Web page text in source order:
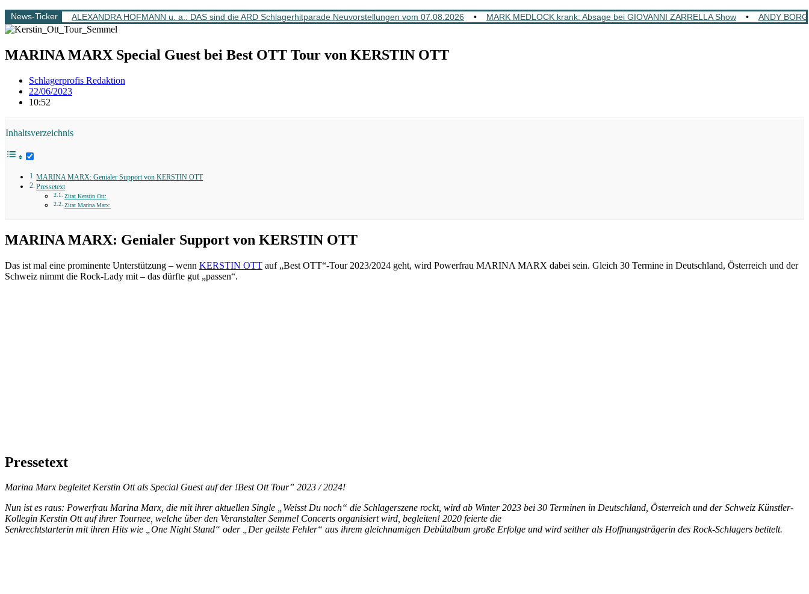
News-Ticker ALEXANDRA HOFMANN u. a.: DAS sind die ARD Schlagerhitparade Neuvorstellungen vom 07.08.2026 • MARK MEDLOCK krank: Absage bei GIOVANNI ZARRELLA Show • ANDY
MARINA MARX Special Guest bei Best OTT Tour von KERSTIN OTT
Schlagerprofis Redaktion
22/06/2023
10:52
Inhaltsverzeichnis
MARINA MARX: Genialer Support von KERSTIN OTT
Pressetext
Zitat Kerstin Ott:
Zitat Marina Marx:
MARINA MARX: Genialer Support von KERSTIN OTT
Das ist mal eine prominente Unterstützung – wenn KERSTIN OTT auf „Best OTT“-Tour 2023/2024 geht, wird Powerfrau MARINA MARX dabei sein. Gleich 30 Termine in Deutschland, Österreich und der
Schweiz nimmt die Rock-Lady mit – das dürfte gut „passen“.
Pressetext
Marina Marx begleitet Kerstin Ott als Special Guest auf der !Best Ott Tour” 2023 / 2024!
Nun ist es raus: Powerfrau Marina Marx, die mit ihrer aktuellen Single „Weisst Du noch“ die Schlagerszene rockt, wird ab Winter 2023 bei 30 Terminen in Deutschland, Österreich und der Schweiz Künstler-
Kollegin Kerstin Ott auf ihrer Tournee, welche über den Veranstalter Semmel Concerts organisiert wird, begleiten! 2020 feierte die
Senkrechtstarterin mit ihren Hits wie „One Night Stand“ oder „Der geilste Fehler“ aus ihrem gleichnamigen Debütalbum große Erfolge und wird seither als Hoffnungsträgerin des Rock-Schlagers betitelt.